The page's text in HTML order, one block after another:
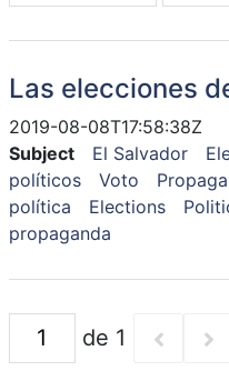
Las elecciones
2019-08-08T17:58:38Z
Subject
El Salvador
políticos
Voto
política
Elections
propaganda
de 1